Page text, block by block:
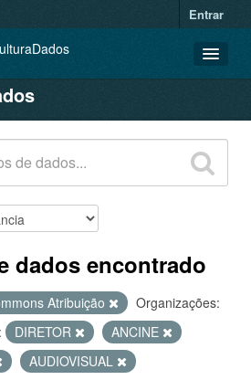
Entrar
dados encontrado
Atribuição
Organizações:
DIRETOR
ANCINE
AUDIOVISUAL